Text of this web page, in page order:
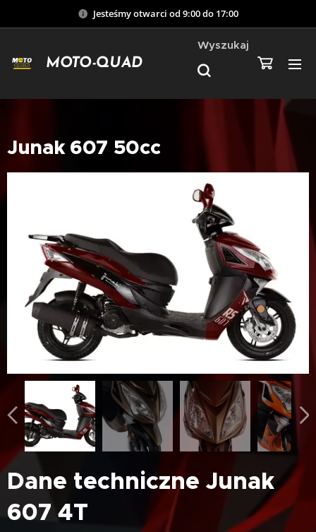
Jesteśmy otwarci od 9:00 do 17:00
MOTO-QUAD
Wyszukaj
Junak 607 50cc
Dane techniczne Junak
607 4T